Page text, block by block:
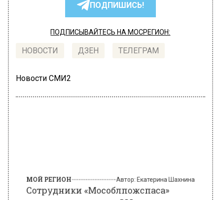
ПОДПИШИСЬ!
ПОДПИСЫВАЙТЕСЬ НА МОСРЕГИОН:
НОВОСТИ ДЗЕН ТЕЛЕГРАМ
Новости СМИ2